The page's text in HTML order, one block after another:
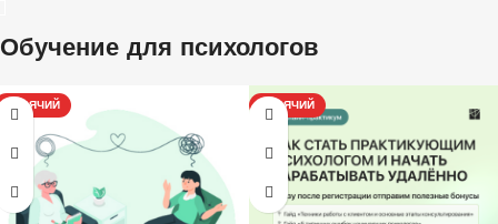
Обучение для психологов
ГОРЯЧИЙ ГОРЯЧИЙ